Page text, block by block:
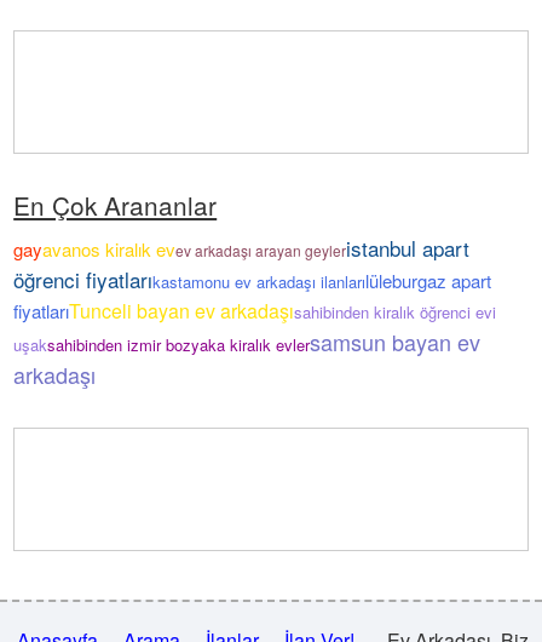
En Çok Arananlar
gayavanos kiralık evev arkadaşı arayan geyleristanbul apart
öğrenci fiyatlarıkastamonu ev arkadaşı ilanlarılüleburgaz apart
fiyatlarıTunceli bayan ev arkadaşısahibinden kiralık öğrenci evi
uşaksahibinden izmir bozyaka kiralık evlersamsun bayan ev
arkadaşı